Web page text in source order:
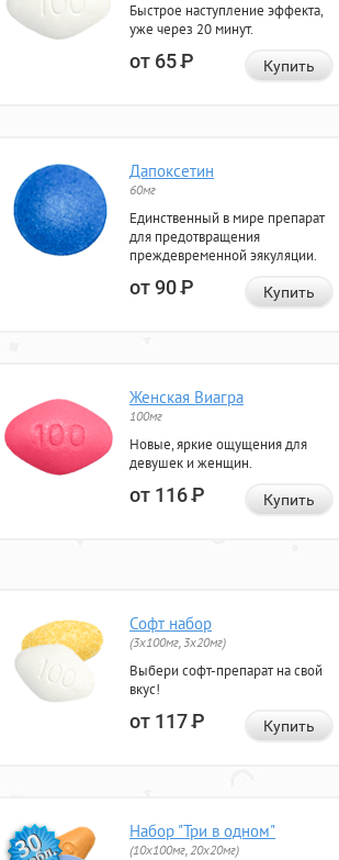
Быстрое наступление эффекта,
уже через 20 минут.
от 65Р Купить
Дапоксетин
60мг
Единственный в мире препарат
для предотвращения
преждевременной эякуляции.
от 90Р Купить
Женская Виагра
100мг
Новые, яркие ощущения для
девушек и женщин.
от 116Р Купить
Софт набор
(3x100мг, 3x20мг)
Выбери софт-препарат на свой
вкус!
от 117Р Купить
Набор "Три в одном"
(10x100мг, 20x20мг)